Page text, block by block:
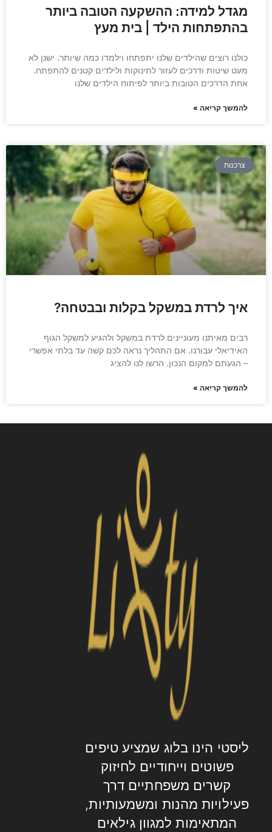
מגדל למידה: ההשקעה הטובה ביותר
בהתפתחות הילד | בית מעץ
כולנו רוצים שהילדים שלנו יתפתחו וילמדו כמה שיותר. ישנן לא
מעט שיטות ודרכים לעזור לתינוקות ולילדים קטנים להתפתח.
אחת הדרכים הטובות ביותר לפיתוח הילדים שלנו
להמשך קריאה »
צרכנות
איך לרדת במשקל בקלות ובבטחה?
רבים מאיתנו מעוניינים לרדת במשקל ולהגיע למשקל הגוף
האידיאלי עבורנו. אם התהליך נראה לכם קשה עד בלתי אפשרי
– הגעתם למקום הנכון. הרשו לנו להציג
להמשך קריאה »
ליסטי הינו בלוג שמציע טיפים
פשוטים וייחודיים לחיזוק
קשרים משפחתיים דרך
פעילויות מהנות ומשמעותיות,
המתאימות למגוון גילאים